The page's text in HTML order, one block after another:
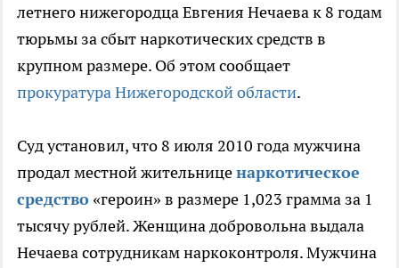
летнего нижегородца Евгения Нечаева к 8 годам
тюрьмы за сбыт наркотических средств в
крупном размере. Об этом сообщает
прокуратура Нижегородской области.
Суд установил, что 8 июля 2010 года мужчина
продал местной жительниценаркотическое
средство «героин» в размере 1,023 грамма за 1
тысячу рублей. Женщина добровольна выдала
Нечаева сотрудникам наркоконтроля. Мужчина